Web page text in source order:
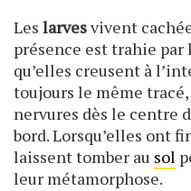
Les larvesvivent
présence est trahie
qu’elles creusent à
toujours le même
nervures dès le centre
bord. Lorsqu’elles ont
laissent tomber au sol
leur métamorphose.